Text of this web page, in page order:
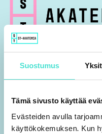
Suostumus
Tämä sivusto käyttää
Evästeiden avulla
käyttökokemuksen. Kun
09 7552 2010
aspa@stakatemia.fi
Fredrikinkatu 61 A 8. krs
00100 Helsinki
Y-tunnus 0459426-4